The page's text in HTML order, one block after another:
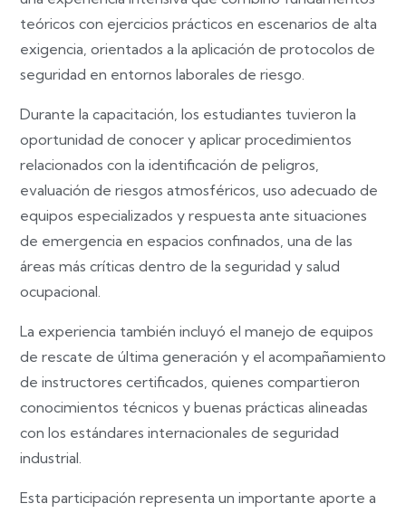
teóricos con ejercicios prácticos en escenarios de alta
exigencia, orientados a la aplicación de protocolos de
seguridad en entornos laborales de riesgo.
Durante la capacitación, los estudiantes tuvieron la
oportunidad de conocer y aplicar procedimientos
relacionados con la identificación de peligros,
evaluación de riesgos atmosféricos, uso adecuado de
equipos especializados y respuesta ante situaciones
de emergencia en espacios confinados, una de las
áreas más críticas dentro de la seguridad y salud
ocupacional.
La experiencia también incluyó el manejo de equipos
de rescate de última generación y el acompañamiento
de instructores certificados, quienes compartieron
conocimientos técnicos y buenas prácticas alineadas
con los estándares internacionales de seguridad
industrial.
Esta participación representa un importante aporte a